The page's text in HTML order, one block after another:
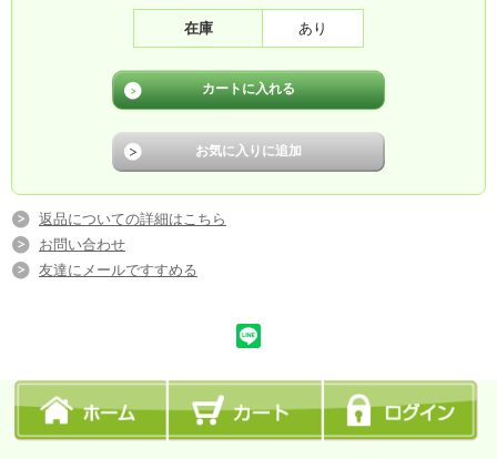
在庫 あり
返品についての詳細はこちら
お問い合わせ
友達にメールですすめる